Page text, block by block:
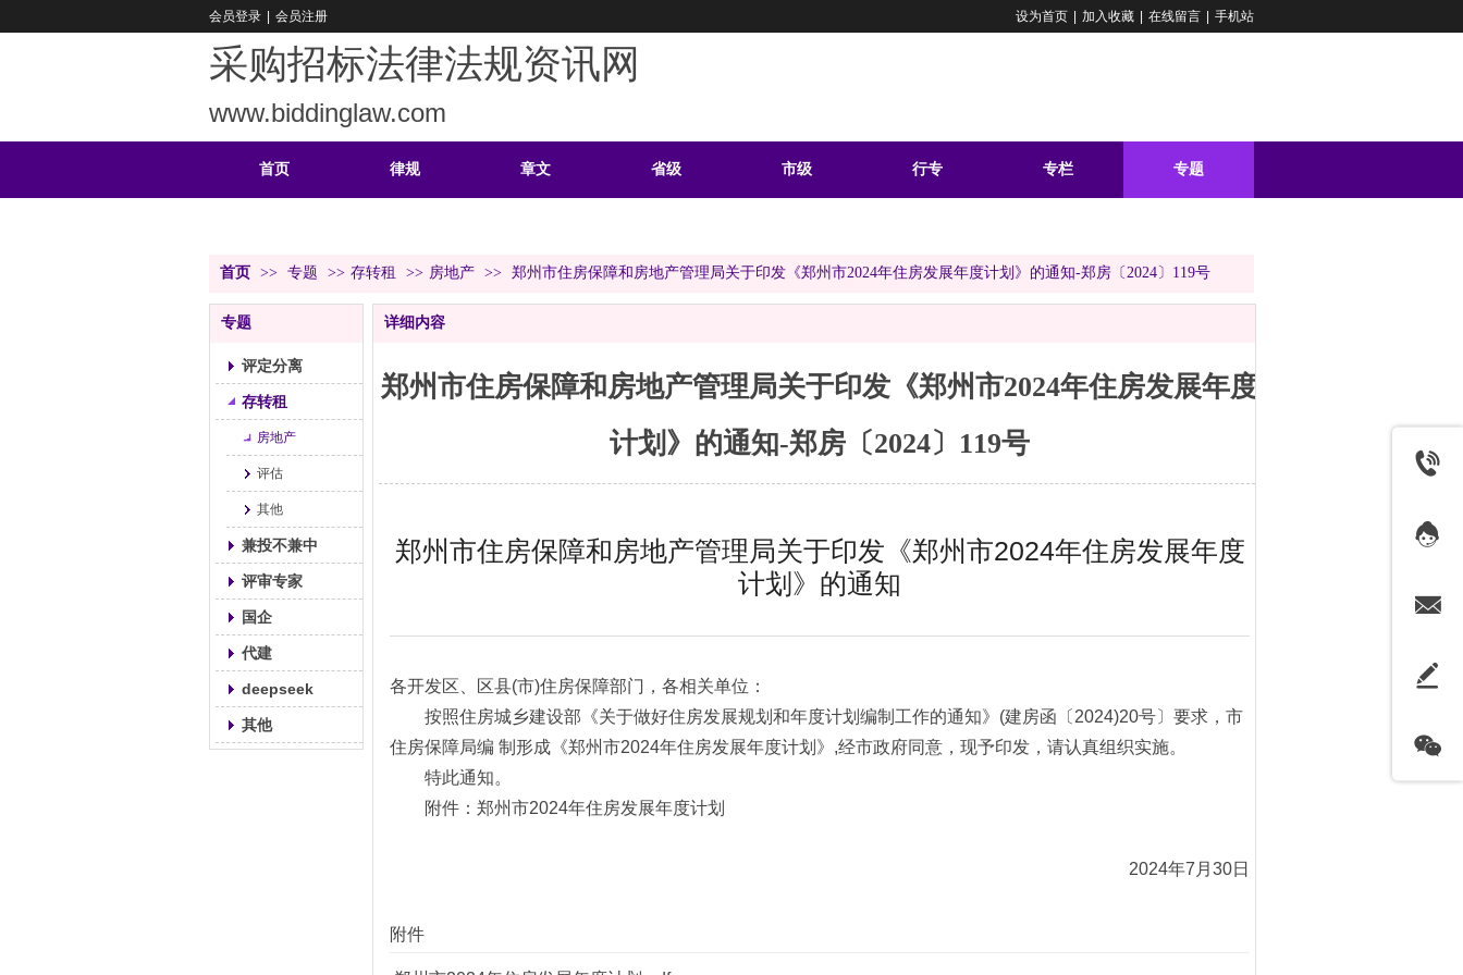
采购招标法律法规资讯网
www.biddinglaw.com
会员登录 会员注册 设为首页 加入收藏 在线留言 手机站
首页 律规 章文 省级 市级 行专 专栏 专题
首页 >> 专题 >> 存转租 >> 房地产 >> 郑州市住房保障和房地产管理局关于印发《郑州市2024年住房发展年度计划》的通知-郑房〔2024〕119号
专题
评定分离
存转租
房地产
评估
其他
兼投不兼中
评审专家
国企
代建
deepseek
其他
详细内容
郑州市住房保障和房地产管理局关于印发《郑州市2024年住房发展年度
计划》的通知-郑房〔2024〕119号
郑州市住房保障和房地产管理局关于印发《郑州市2024年住房发展年度
计划》的通知
各开发区、区县(市)住房保障部门，各相关单位：
按照住房城乡建设部《关于做好住房发展规划和年度计划编制工作的通知》(建房函〔2024)20号〕要求，市
住房保障局编 制形成《郑州市2024年住房发展年度计划》,经市政府同意，现予印发，请认真组织实施。
特此通知。
附件：郑州市2024年住房发展年度计划
2024年7月30日
附件